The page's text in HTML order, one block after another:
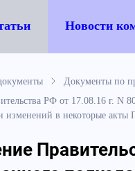
Новости
Документы по
РФ от 17.08.16 г. N
изменений в некоторые акты